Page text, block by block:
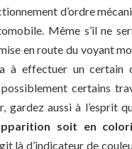
d’ordre
Même s’il ne
en route du voyant
à effectuer un certain
certains
gardez aussi à l’esprit
soit en
là d’indicateur de